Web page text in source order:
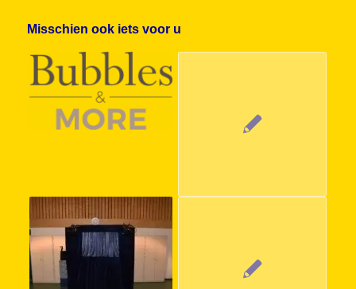
Misschien ook iets voor u